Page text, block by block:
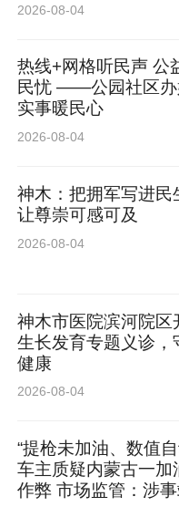
2026-08-04
热线+网格听民声 公
民忧 ——公园社区办好民生
实事暖民心
2026-08-04
神木：把拥军写进民
让尊崇可感可及
2026-08-04
神木市医院滨河院区
生长发育专题义诊，
健康
2026-08-04
“提枪未加油、数值
车主质疑内蒙古一加
作弊 市场监管：涉